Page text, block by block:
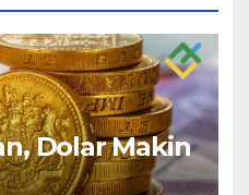
Dolar Makin